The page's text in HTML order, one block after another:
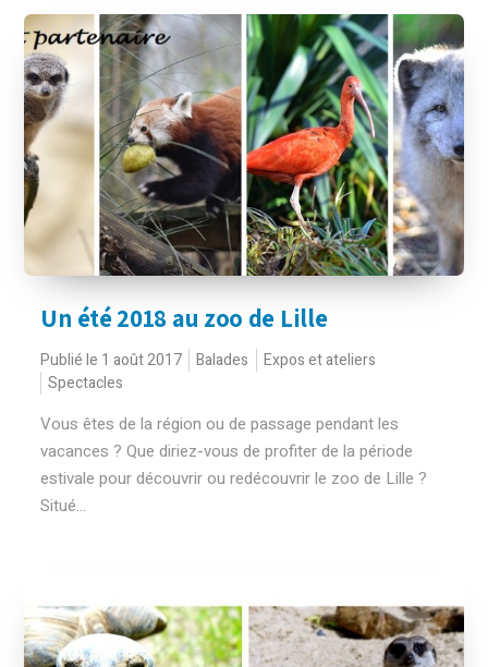
Un été 2018 au zoo de Lille
Publié le 1 août 2017 Balades
Expos et ateliers
Spectacles
Vous êtes de la région ou de passage pendant les
vacances ? Que diriez-vous de profiter de la période
estivale pour découvrir ou redécouvrir le zoo de Lille ?
Situé...